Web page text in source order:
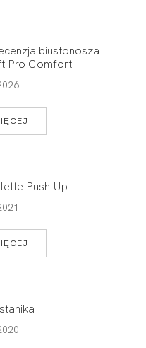
biustonosza
Pro Comfort
Push Up